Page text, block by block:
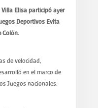
Elisa participó ayer
Deportivos Evita
Colón.
de velocidad,
en el marco de
Juegos nacionales.